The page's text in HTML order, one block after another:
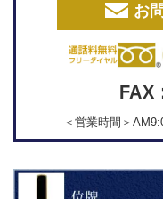
お
FAX
＜営業時間＞